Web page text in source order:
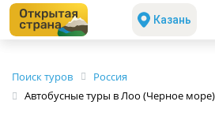
Казань
Поиск туров
Россия
Автобусные туры в Лоо (Черное